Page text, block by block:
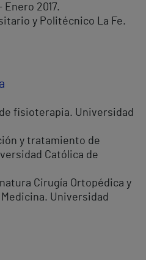
Enero 2017.
y Politécnico La Fe.
fisioterapia. Universidad
y tratamiento de
Católica de
Cirugía Ortopédica y
Universidad